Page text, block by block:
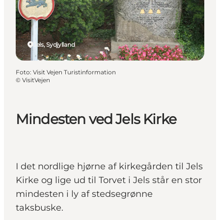
Byer
Events
Udforsk
Mindesten ved Jels Kirke
I det nordlige hjørne af kirkegården til Jels
Kirke og lige ud til Torvet i Jels står en stor
mindesten i ly af stedsegrønne
taksbuske.
Jels, Sydjylland
Foto: Visit Vejen Turistinformation
© VisitVejen